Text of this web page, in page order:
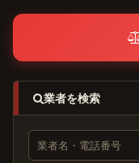
業者を検索